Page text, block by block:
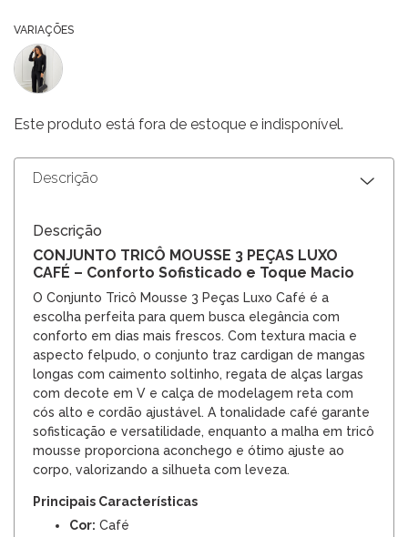
VARIAÇÕES
Este produto está fora de estoque e indisponível.
Descrição
Descrição
CONJUNTO TRICÔ MOUSSE 3 PEÇAS LUXO
CAFÉ – Conforto Sofisticado e Toque Macio
O Conjunto Tricô Mousse 3 Peças Luxo Café é a
escolha perfeita para quem busca elegância com
conforto em dias mais frescos. Com textura macia e
aspecto felpudo, o conjunto traz cardigan de mangas
longas com caimento soltinho, regata de alças largas
com decote em V e calça de modelagem reta com
cós alto e cordão ajustável. A tonalidade café garante
sofisticação e versatilidade, enquanto a malha em tricô
mousse proporciona aconchego e ótimo ajuste ao
corpo, valorizando a silhueta com leveza.
Principais Características
Cor: Café